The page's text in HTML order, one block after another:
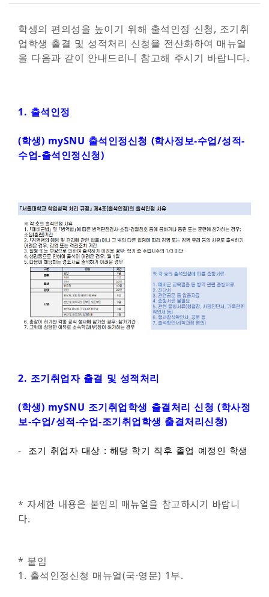
학생의 편의성을 높이기 위해 출석인정 신청, 조기취
업학생 출결 및 성적처리 신청을 전산화하여 매뉴얼
을 다음과 같이 안내드리니 참고해 주시기 바랍니다.
1. 출석인정
(학생) mySNU 출석인정신청 (학사정보-수업/성적-
수업-출석인정신청)
2. 조기취업자 출결 및 성적처리
(학생) mySNU 조기취업학생 출결처리 신청 (학사정
보-수업/성적-수업-조기취업학생 출결처리신청)
- 조기 취업자 대상 : 해당 학기 직후 졸업 예정인 학생
* 자세한 내용은 붙임의 매뉴얼을 참고하시기 바랍니
다.
* 붙임
1. 출석인정신청 매뉴얼(국·영문) 1부.